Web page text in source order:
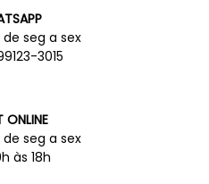
seg a sex
3015
ONLINE
seg a sex
às 18h